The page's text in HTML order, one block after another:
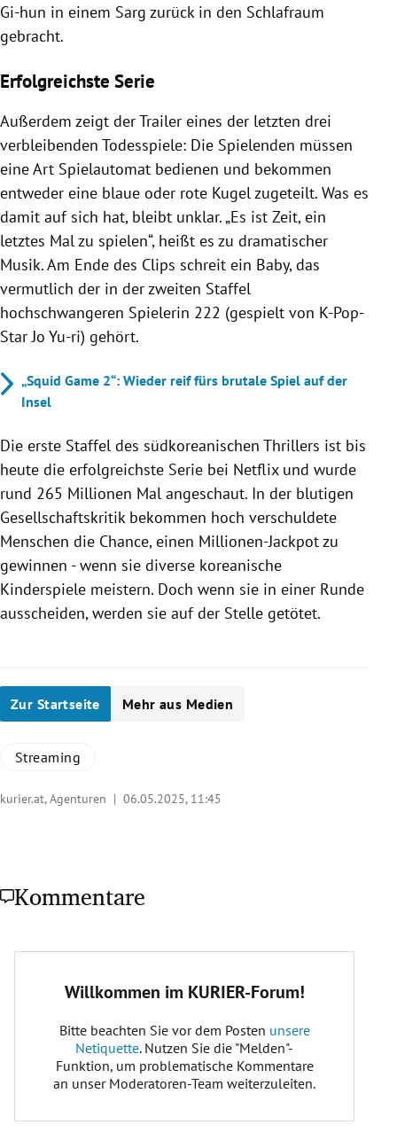
Gi-hun in einem Sarg zurück in den Schlafraum
gebracht.
Erfolgreichste Serie
Außerdem zeigt der Trailer eines der letzten drei
verbleibenden Todesspiele: Die Spielenden müssen
eine Art Spielautomat bedienen und bekommen
entweder eine blaue oder rote Kugel zugeteilt. Was es
damit auf sich hat, bleibt unklar. „Es ist Zeit, ein
letztes Mal zu spielen“, heißt es zu dramatischer
Musik. Am Ende des Clips schreit ein Baby, das
vermutlich der in der zweiten Staffel
hochschwangeren Spielerin 222 (gespielt von K-Pop-
Star Jo Yu-ri) gehört.
„Squid Game 2“: Wieder reif fürs brutale Spiel auf der
Insel
Die erste Staffel des südkoreanischen Thrillers ist bis
heute die erfolgreichste Serie bei Netflix und wurde
rund 265 Millionen Mal angeschaut. In der blutigen
Gesellschaftskritik bekommen hoch verschuldete
Menschen die Chance, einen Millionen-Jackpot zu
gewinnen - wenn sie diverse koreanische
Kinderspiele meistern. Doch wenn sie in einer Runde
ausscheiden, werden sie auf der Stelle getötet.
Zur Startseite Mehr aus Medien
Streaming
kurier.at, Agenturen | 06.05.2025, 11:45
Kommentare